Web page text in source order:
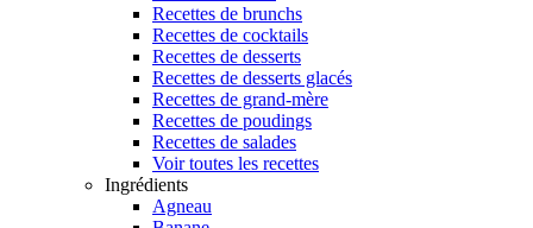
Recettes de brunchs
Recettes de cocktails
Recettes de desserts
Recettes de desserts glacés
Recettes de grand-mère
Recettes de poudings
Recettes de salades
Voir toutes les recettes
Ingrédients
Agneau